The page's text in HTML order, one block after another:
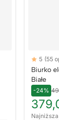
5 out of 5
5 (55
Biurko
Białe
-24%